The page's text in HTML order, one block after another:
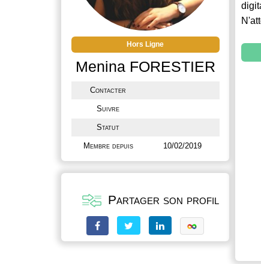
Hors Ligne
Menina FORESTIER
Contacter
Suivre
Statut
Membre depuis 10/02/2019
Partager son profil